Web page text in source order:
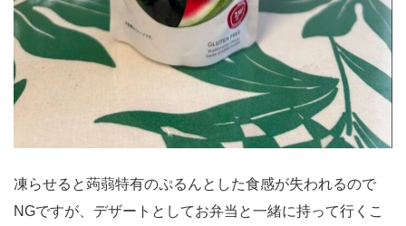
凍らせると蒟蒻特有のぷるんとした食感が失われるので
NGですが、デザートとしてお弁当と一緒に持って行くこ